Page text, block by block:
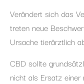
Verändert sich das
treten neue
Ursache tierärztlich
CBD sollte
nicht als Ersatz einer